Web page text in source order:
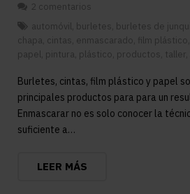
2 comentarios
automóvil burletes burletes de
chapa cintas enmascarado film plástico
papel pintura plástico productos taller
Burletes, cintas, film plástico y papel
principales productos para para un
Enmascarar no es solo conocer la
suficiente a…
LEER MÁS